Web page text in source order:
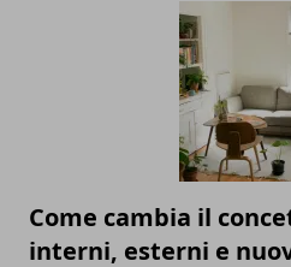
Come cambia il
interni, esterni e